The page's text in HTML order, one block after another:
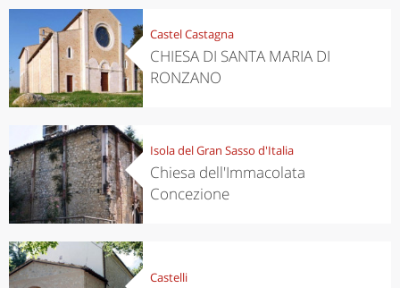
Castel Castagna
CHIESA DI SANTA MARIA DI
RONZANO
Isola del Gran Sasso d'Italia
Chiesa dell'Immacolata
Concezione
Castelli